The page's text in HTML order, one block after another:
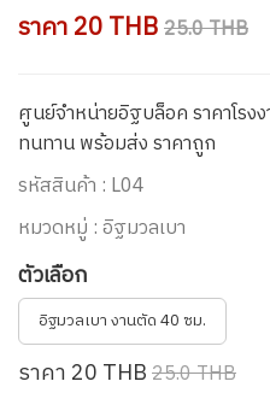
ราคา 20 THB25.0 THB
ศูนย์จำหน่ายอิฐบล็อค ราคาโรง
ทนทาน พร้อมส่ง ราคาถูก
รหัสสินค้า : L04
หมวดหมู่ : อิฐมวลเบา
ตัวเลือก
อิฐมวลเบา งานตัด 40 ซม.
ราคา 20 THB25.0 THB